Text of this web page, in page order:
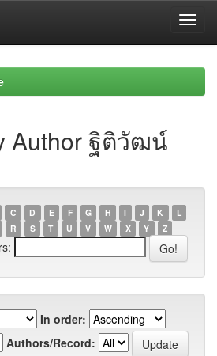
Author ฐิติวัฒน์
C D E F G H I J K
L
R S T U V W X Y Z
In order:
Authors/Record: